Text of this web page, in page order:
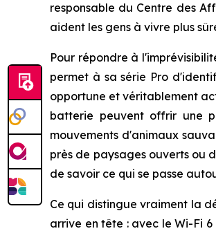
responsable du Centre des
aident les gens à vivre plus
Pour répondre à
permet à sa série Pro
opportune et véritablement
batterie peuvent offrir une
mouvements d'animaux
près de paysages ouverts ou
de savoir ce qui se passe
Ce qui distingue vraiment la
arrive en tête : avec le Wi-Fi